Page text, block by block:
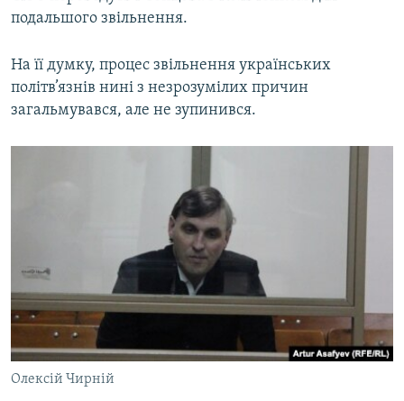
подальшого звільнення.
На її думку, процес звільнення українських
політв’язнів нині з незрозумілих причин
загальмувався, але не зупинився.
Олексій Чирній